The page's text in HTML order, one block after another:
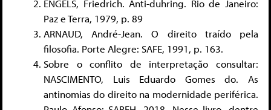
ENGELS, Friedrich. Anti-duhring. Rio de Janeiro:
Paz e Terra, 1979, p. 89
ARNAUD, André-Jean. O direito traído pela
filosofia. Porte Alegre: SAFE, 1991, p. 163.
Sobre o conflito de interpretação consultar:
NASCIMENTO, Luis Eduardo Gomes do. As
antinomias do direito na modernidade periférica.